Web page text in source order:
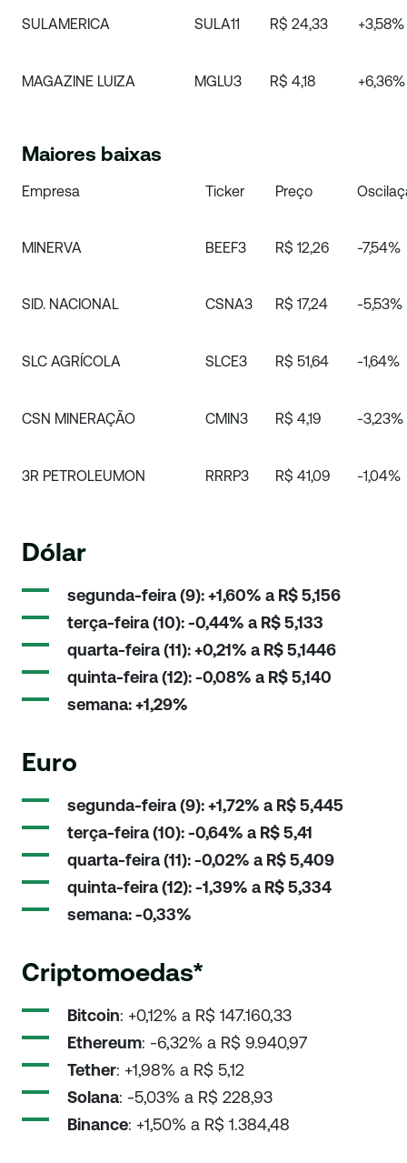
SULAMERICA SULA11 R$ 24,33 +3,58%
MAGAZINE LUIZA MGLU3 R$ 4,18 +6,36%
Maiores baixas
Empresa Ticker Preço
MINERVA BEEF3 R$ 12,26 -7,54%
SID. NACIONAL CSNA3 R$ 17,24 -5,53%
SLC AGRÍCOLA SLCE3 R$ 51,64 -1,64%
CSN MINERAÇÃO CMIN3 R$ 4,19 -3,23%
3R PETROLEUMON RRRP3 R$ 41,09 -1,04%
Dólar
segunda-feira (9): +1,60% a R$ 5,156
terça-feira (10): -0,44% a R$ 5,133
quarta-feira (11): +0,21% a R$ 5,1446
quinta-feira (12): -0,08% a R$ 5,140
semana: +1,29%
Euro
segunda-feira (9): +1,72% a R$ 5,445
terça-feira (10): -0,64% a R$ 5,41
quarta-feira (11): -0,02% a R$ 5,409
quinta-feira (12): -1,39% a R$ 5,334
semana: -0,33%
Criptomoedas*
Bitcoin: +0,12% a R$ 147.160,33
Ethereum: -6,32% a R$ 9.940,97
Tether: +1,98% a R$ 5,12
Solana: -5,03% a R$ 228,93
Binance: +1,50% a R$ 1.384,48